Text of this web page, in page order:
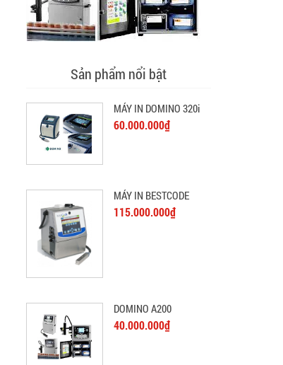
Sản phẩm nổi bật
MÁY IN DOMINO 320i
60.000.000₫
MÁY IN BESTCODE
115.000.000₫
DOMINO A200
40.000.000₫